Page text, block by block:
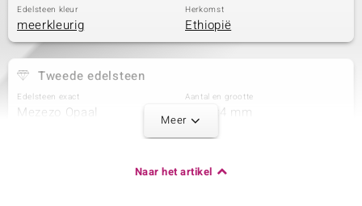
Edelsteen kleur
meerkleurig
Herkomst
Ethiopië
Tweede edelsteen
Edelsteen exact
Mezezo Opaal
Aantal en grootte
1 à 6x4 mm
Herkomst
Meer
Naar het artikel